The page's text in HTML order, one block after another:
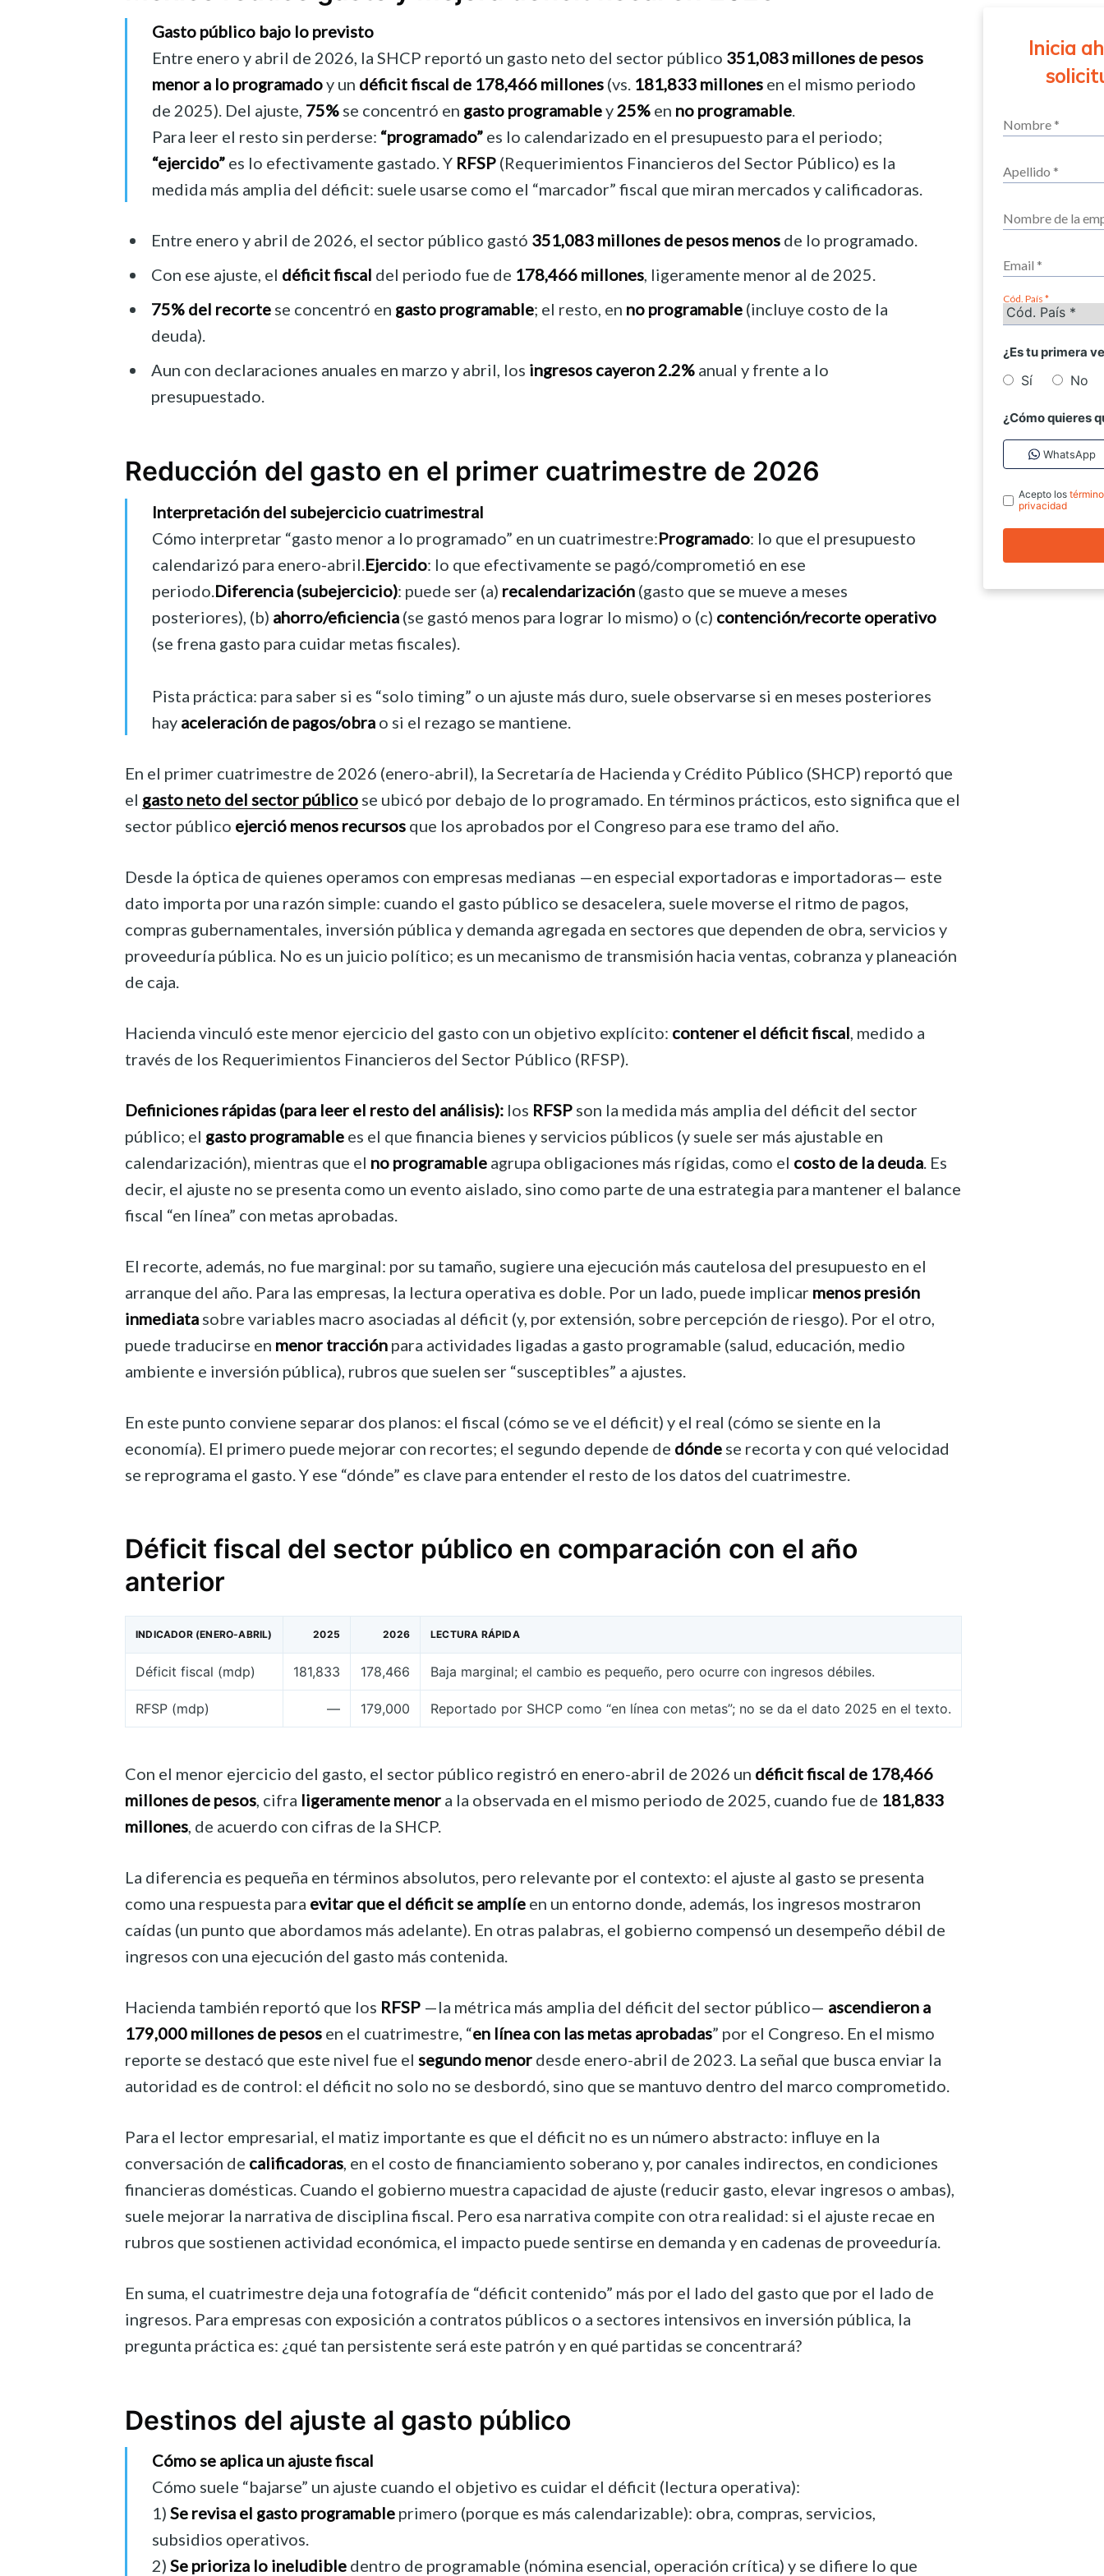
Gasto público bajo lo previsto
Entre enero y abril de 2026, la SHCP reportó un gasto neto del sector público 351,083 millones de pesos
menor a lo programadoy un déficit fiscal de 178,466 millones (vs. 181,833 millones en el mismo periodo
de 2025). Del ajuste, 75% se concentró en gasto programabley25% en no programable
Para leer el resto sin perderse: “programado” es lo calendarizado en el presupuesto para el periodo;
“ejercido” es lo efectivamente gastado. Y RFSP (Requerimientos Financieros del Sector Público) es la
medida más amplia del déficit: suele usarse como el “marcador” fiscal que miran mercados y calificadoras.
Entre enero y abril de 2026, el sector público gastó 351,083 millones de pesos menos de lo programado.
Con ese ajuste, el déficit fiscal del periodo fue de 178,466 millones , ligeramente menor al de 2025.
75% del recorte se concentró en gasto programable; el resto, en no programable (incluye costo de la
deuda).
Aun con declaraciones anuales en marzo y abril, los ingresos cayeron 2.2% anual y frente a lo
presupuestado.
Reducción del gasto en el primer cuatrimestre de 2026
Interpretación del subejercicio cuatrimestral
Cómo interpretar “gasto menor a lo programado” en un cuatrimestre:Programado: lo que el presupuesto
calendarizó para enero-abril. Ejercido: lo que efectivamente se pagó/comprometió en ese
periodo. Diferencia (subejercicio): puede ser (a) recalendarización (gasto que se mueve a meses
posteriores), (b) ahorro/eficiencia (se gastó menos para lograr lo mismo) o (c) contención/recorte operativo
(se frena gasto para cuidar metas fiscales).
Pista práctica: para saber si es “solo timing” o un ajuste más duro, suele observarse si en meses posteriores
hay aceleración de pagos/obra o si el rezago se mantiene.
En el primer cuatrimestre de 2026 (enero-abril), la Secretaría de Hacienda y Crédito Público (SHCP) reportó que
el gasto neto del sector público se ubicó por debajo de lo programado. En términos prácticos, esto significa que el
sector público ejerció menos recursos que los aprobados por el Congreso para ese tramo del año.
Desde la óptica de quienes operamos con empresas medianas —en especial exportadoras e importadoras— este
dato importa por una razón simple: cuando el gasto público se desacelera, suele moverse el ritmo de pagos,
compras gubernamentales, inversión pública y demanda agregada en sectores que dependen de obra, servicios y
proveeduría pública. No es un juicio político; es un mecanismo de transmisión hacia ventas, cobranza y planeación
de caja.
Hacienda vinculó este menor ejercicio del gasto con un objetivo explícito: contener el déficit fiscal , medido a
través de los Requerimientos Financieros del Sector Público (RFSP).
Definiciones rápidas (para leer el resto del análisis): los RFSP son la medida más amplia del déficit del sector
público; el gasto programable es el que financia bienes y servicios públicos (y suele ser más ajustable en
calendarización), mientras que el no programable agrupa obligaciones más rígidas, como el costo de la deuda . Es
decir, el ajuste no se presenta como un evento aislado, sino como parte de una estrategia para mantener el balance
fiscal “en línea” con metas aprobadas.
El recorte, además, no fue marginal: por su tamaño, sugiere una ejecución más cautelosa del presupuesto en el
arranque del año. Para las empresas, la lectura operativa es doble. Por un lado, puede implicar menos presión
inmediata sobre variables macro asociadas al déficit (y, por extensión, sobre percepción de riesgo). Por el otro,
puede traducirse en menor tracción para actividades ligadas a gasto programable (salud, educación, medio
ambiente e inversión pública), rubros que suelen ser “susceptibles” a ajustes.
En este punto conviene separar dos planos: el fiscal (cómo se ve el déficit) y el real (cómo se siente en la
economía). El primero puede mejorar con recortes; el segundo depende de dónde se recorta y con qué velocidad
se reprograma el gasto. Y ese “dónde” es clave para entender el resto de los datos del cuatrimestre.
Déficit fiscal del sector público en comparación con el año
anterior
INDICADOR (ENERO-ABRIL) 2025 2026 LECTURA RÁPIDA
Déficit fiscal (mdp) 181,833 178,466 Baja marginal; el cambio es pequeño, pero ocurre con ingresos débiles.
RFSP (mdp) — 179,000 Reportado por SHCP como “en línea con metas”; no se da el dato 2025 en el texto.
Con el menor ejercicio del gasto, el sector público registró en enero-abril de 2026 un déficit fiscal de 178,466
millones de pesos, cifra ligeramente menor a la observada en el mismo periodo de 2025, cuando fue de 181,833
millones, de acuerdo con cifras de la SHCP.
La diferencia es pequeña en términos absolutos, pero relevante por el contexto: el ajuste al gasto se presenta
como una respuesta para evitar que el déficit se amplíe en un entorno donde, además, los ingresos mostraron
caídas (un punto que abordamos más adelante). En otras palabras, el gobierno compensó un desempeño débil de
ingresos con una ejecución del gasto más contenida.
Hacienda también reportó que los RFSP —la métrica más amplia del déficit del sector público— ascendieron a
179,000 millones de pesos en el cuatrimestre, “en línea con las metas aprobadas” por el Congreso. En el mismo
reporte se destacó que este nivel fue el segundo menor desde enero-abril de 2023. La señal que busca enviar la
autoridad es de control: el déficit no solo no se desbordó, sino que se mantuvo dentro del marco comprometido.
Para el lector empresarial, el matiz importante es que el déficit no es un número abstracto: influye en la
conversación de calificadoras, en el costo de financiamiento soberano y, por canales indirectos, en condiciones
financieras domésticas. Cuando el gobierno muestra capacidad de ajuste (reducir gasto, elevar ingresos o ambas),
suele mejorar la narrativa de disciplina fiscal. Pero esa narrativa compite con otra realidad: si el ajuste recae en
rubros que sostienen actividad económica, el impacto puede sentirse en demanda y en cadenas de proveeduría.
En suma, el cuatrimestre deja una fotografía de “déficit contenido” más por el lado del gasto que por el lado de
ingresos. Para empresas con exposición a contratos públicos o a sectores intensivos en inversión pública, la
pregunta práctica es: ¿qué tan persistente será este patrón y en qué partidas se concentrará?
Destinos del ajuste al gasto público
Cómo se aplica un ajuste fiscal
Cómo suele “bajarse” un ajuste cuando el objetivo es cuidar el déficit (lectura operativa):
1) Se revisa el gasto programable primero (porque es más calendarizable): obra, compras, servicios,
subsidios operativos.
2) Se prioriza lo ineludible dentro de programable (nómina esencial, operación crítica) y se difiere lo que
Inicia
Cód. País
¿Es tu primera
Sí No
¿Cómo quieres
WhatsApp
Acepto los
privacidad